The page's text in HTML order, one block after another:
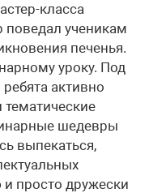
класса
ученикам
печенья.
уроку. Под
активно
шедевры
выпекаться,
просто дружески